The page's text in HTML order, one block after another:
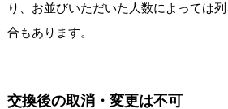
り、お並びいただいた人数によっては
合もあります。
交換後の取消・変更は不可